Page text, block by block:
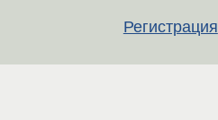
Регистрация